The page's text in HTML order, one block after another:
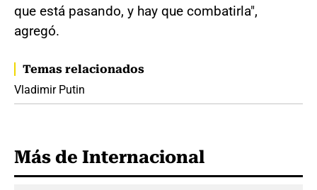
que está pasando, y hay que combatirla",
agregó.
Temas relacionados
Vladimir Putin
Más de Internacional